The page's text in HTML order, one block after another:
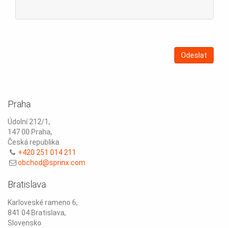
Praha
Údolní 212/1,
147 00 Praha,
Česká republika
+420 251 014 211
obchod@sprinx.com
Bratislava
Karloveské rameno 6,
841 04 Bratislava,
Slovensko